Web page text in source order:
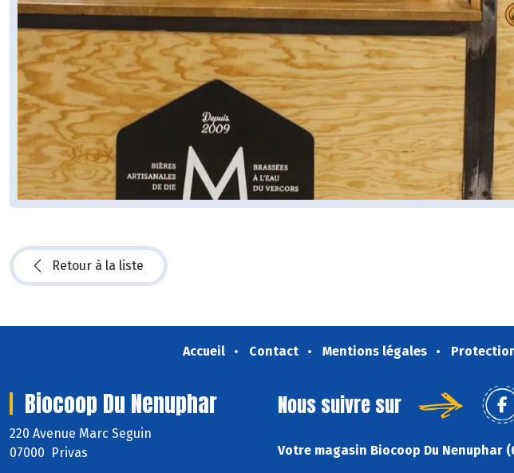
Retour à la liste
Accueil Contact Mentions légales
Biocoop Du Nenuphar
220 Avenue Marc Seguin
07000 Privas
Nous suivre sur
Votre magasin Biocoop Du Nenuphar